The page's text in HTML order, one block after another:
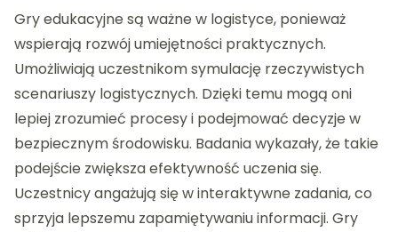
Gry edukacyjne są ważne w logistyce, ponieważ
wspierają rozwój umiejętności praktycznych.
Umożliwiają uczestnikom symulację rzeczywistych
scenariuszy logistycznych. Dzięki temu mogą oni
lepiej zrozumieć procesy i podejmować decyzje w
bezpiecznym środowisku. Badania wykazały, że takie
podejście zwiększa efektywność uczenia się.
Uczestnicy angażują się w interaktywne zadania, co
sprzyja lepszemu zapamiętywaniu informacji. Gry